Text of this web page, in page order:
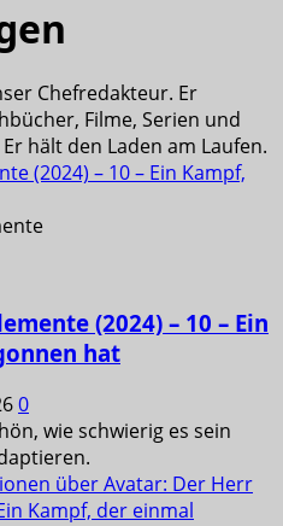
Chefredakteur. Er
Filme, Serien und
hält den Laden am Laufen.
(2024) – 10 – Ein Kampf,
(2024) – 10 – Ein
hat
0
wie schwierig es sein
über Avatar: Der Herr
Kampf, der einmal